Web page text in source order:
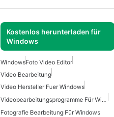
Kostenlos herunterladen für
Windows
WindowsFoto Video Editor
Video Bearbeitung
Video Hersteller Fuer Windows
Videobearbeitungsprogramme Für Windows
Fotografie Bearbeitung Für Windows